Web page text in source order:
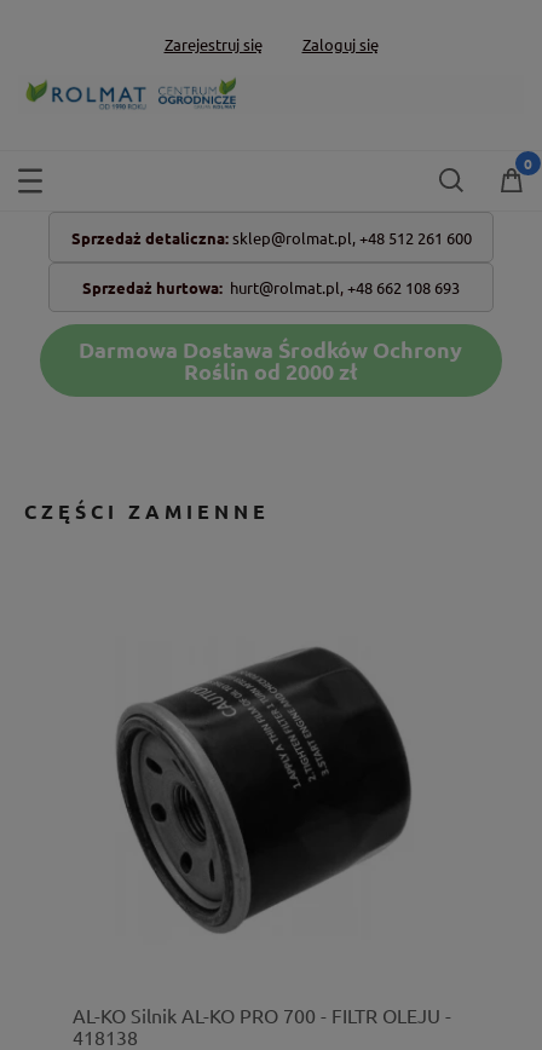
Zarejestruj się Zaloguj się
Sprzedaż detaliczna: sklep@rolmat.pl, +48 512 261 600
Sprzedaż hurtowa: hurt@rolmat.pl,+48 662 108 693
Darmowa Dostawa Środków Ochrony
Roślin od 2000 zł
CZĘŚCI ZAMIENNE
AL-KO Silnik AL-KO PRO 700 - FILTR OLEJU -
418138